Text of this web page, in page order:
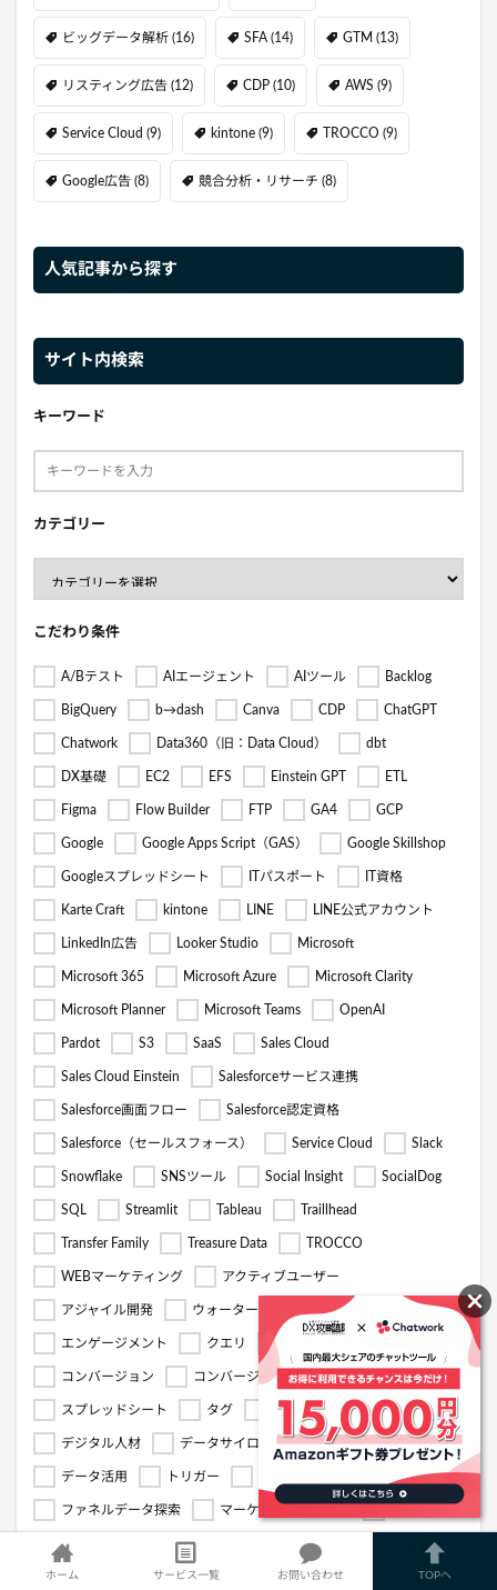
ビッグデータ解析 (16) SFA (14) GTM (13)
リスティング広告 (12) CDP (10) AWS (9)
Service Cloud (9) kintone (9) TROCCO (9)
Google広告 (8) 競合分析・リサーチ (8)
人気記事から探す
サイト内検索
キーワード
カテゴリー
こだわり条件
A/Bテスト AIエージェント AIツール Backlog
BigQuery b→dash Canva CDP ChatGPT
Chatwork Data360（旧：Data Cloud） dbt
DX基礎 EC2 EFS Einstein GPT ETL
Figma Flow Builder FTP GA4 GCP
Google Google Apps Script（GAS） Google Skillshop
Googleスプレッドシート ITパスポート IT資格
Karte Craft kintone LINE LINE公式アカウント
LinkedIn広告 Looker Studio Microsoft
Microsoft 365 Microsoft Azure Microsoft Clarity
Microsoft Planner Microsoft Teams OpenAI
Pardot S3 SaaS Sales Cloud
Sales Cloud Einstein Salesforceサービス連携
Salesforce画面フロー Salesforce認定資格
Salesforce（セールスフォース） Service Cloud Slack
Snowflake SNSツール Social Insight SocialDog
SQL Streamlit Tableau Traillhead
Transfer Family Treasure Data TROCCO
WEBマーケティング アクティブユーザー
アジャイル開発 ウォーターフォール開発
エンゲージメント クエリ
コンバージョン コンバージョン経路
スプレッドシート タグ タスク管理
デジタル人材 データサイロ データ分析
データ活用 トリガー ハンズオン
ファネルデータ探索 マーケティングツール
メールマーケティング 効率化
導線 生成AI 用語解説
ホーム サービス一覧 お問い合わせ TOPへ